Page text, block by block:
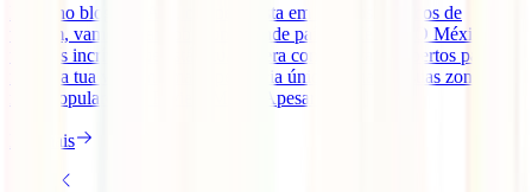
Hoje, no blog da IATI, o especialista em seguros médicos de
viagem, vamos falar sobre um grande país: o México. O México é
um país incrível que está à tua espera com os braços abertos para
fazer da tua viagem uma experiência única. Uma das suas zonas
mais populares é a Riviera Maya. Apesar de [...]
Ler mais